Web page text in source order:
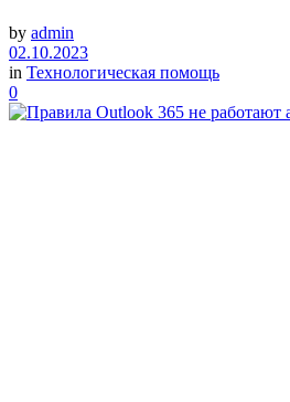
by admin
02.10.2023
in Технологическая помощь
0